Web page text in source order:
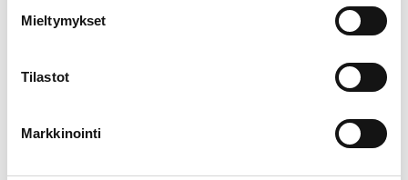
Mieltymykset
Tilastot
Markkinointi
breites und vielfältiges Produktsortiment
Handwerkerin und kreative Ideengeberin
Handschrift in jedem einzelnen Stück.